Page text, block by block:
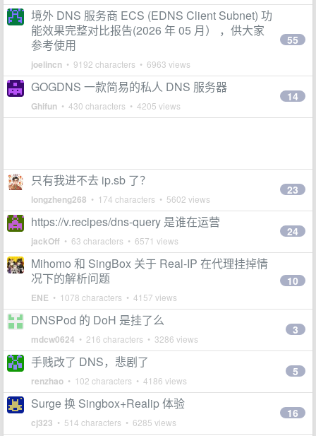
境外 DNS 服务商 ECS (EDNS Client Subnet) 功
能效果完整对比报告(2026 年 05 月） ，供大家
参考使用
joelincn • 9192 characters • 6963 views
55
GOGDNS 一款简易的私人 DNS 服务器
Ghifun • 430 characters • 4205 views
14
只有我进不去 ip.sb 了？
longzheng268 • 174 characters • 5602 views
23
https://v.recipes/dns-query 是谁在运营
jackOff • 63 characters • 6571 views
24
Mihomo 和 SingBox 关于 Real-IP 在代理挂掉情
况下的解析问题
ENE • 1078 characters • 4157 views
10
DNSPod 的 DoH 是挂了么
mdcw0624 • 216 characters • 3286 views
3
手贱改了 DNS，悲剧了
renzhao • 102 characters • 4186 views
5
Surge 换 Singbox+Realip 体验
cj323 • 514 characters • 6285 views
16